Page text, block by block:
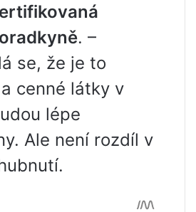
. –
se, že je to
cenné látky v
lépe
Ale není rozdíl v